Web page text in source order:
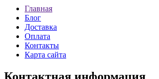
Главная
Блог
Доставка
Оплата
Контакты
Карта сайта